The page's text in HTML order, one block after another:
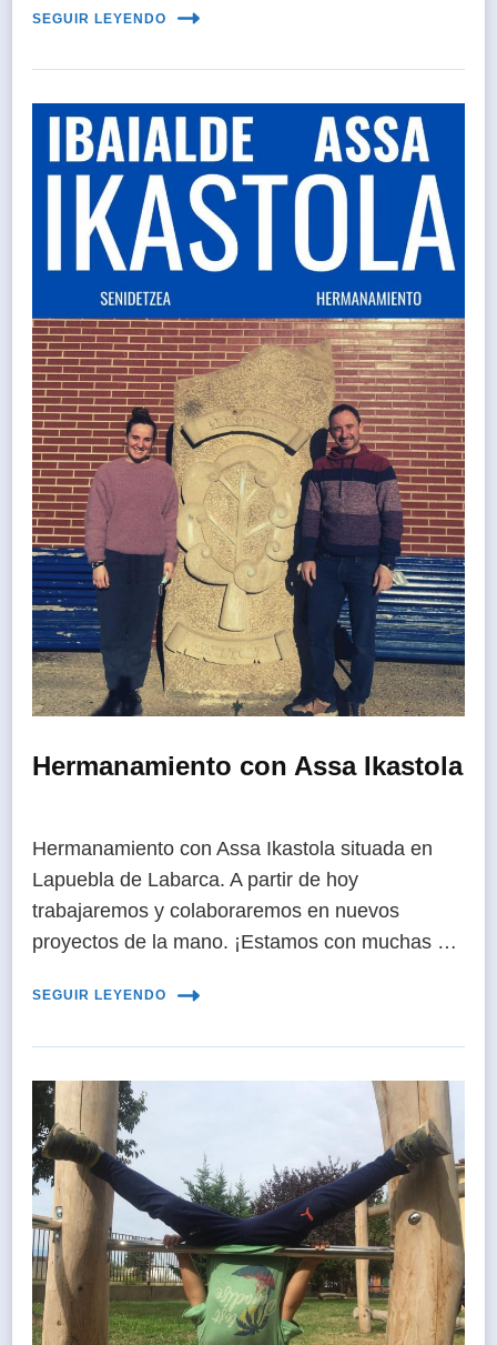
SEGUIR LEYENDO
Hermanamiento con Assa Ikastola
Hermanamiento con Assa Ikastola situada en
Lapuebla de Labarca. A partir de hoy
trabajaremos y colaboraremos en nuevos
proyectos de la mano. ¡Estamos con muchas …
SEGUIR LEYENDO